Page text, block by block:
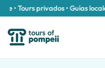
• Tours privados • Guías